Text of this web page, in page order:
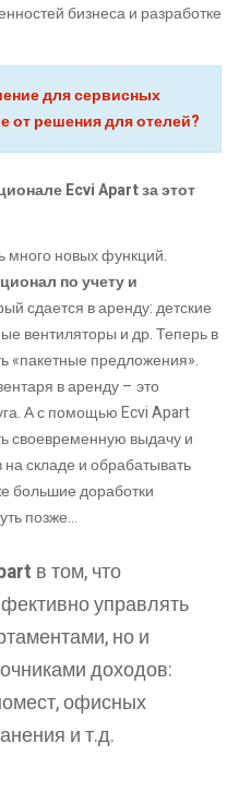
бизнеса и разработке
для сервисных
от решения для отелей?
Ecvi Apart за этот
много новых функций.
по учету и
сдается в аренду: детские
вентиляторы и др. Теперь в
«пакетные предложения».
в аренду – это
А с помощью Ecvi Apart
своевременную выдачу и
на складе и обрабатывать
большие доработки
позже…
в том, что
управлять
но и
доходов:
офисных
и т.д.